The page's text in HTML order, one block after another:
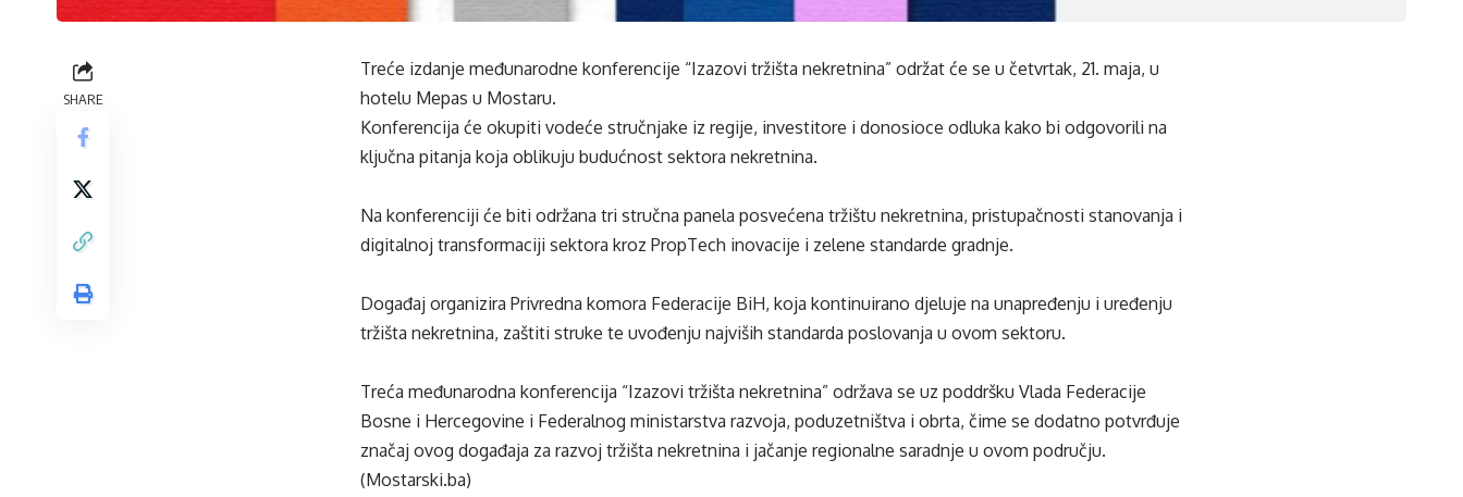
SHARE
Treće izdanje međunarodne konferencije “Izazovi tržišta nekretnina” održat će se u četvrtak, 21. maja, u
hotelu Mepas u Mostaru.
Konferencija će okupiti vodeće stručnjake iz regije, investitore i donosioce odluka kako bi odgovorili na
ključna pitanja koja oblikuju budućnost sektora nekretnina.
Na konferenciji će biti održana tri stručna panela posvećena tržištu nekretnina, pristupačnosti stanovanja i
digitalnoj transformaciji sektora kroz PropTech inovacije i zelene standarde gradnje.
Događaj organizira Privredna komora Federacije BiH, koja kontinuirano djeluje na unapređenju i uređenju
tržišta nekretnina, zaštiti struke te uvođenju najviših standarda poslovanja u ovom sektoru.
Treća međunarodna konferencija “Izazovi tržišta nekretnina” održava se uz poddršku Vlada Federacije
Bosne i Hercegovine i Federalnog ministarstva razvoja, poduzetništva i obrta, čime se dodatno potvrđuje
značaj ovog događaja za razvoj tržišta nekretnina i jačanje regionalne saradnje u ovom području.
(Mostarski.ba)